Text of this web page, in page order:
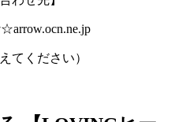
てください）